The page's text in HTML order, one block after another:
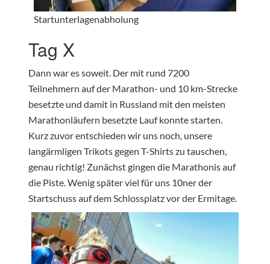
Startunterlagenabholung
Tag X
Dann war es soweit. Der mit rund 7200
Teilnehmern auf der Marathon- und 10 km-Strecke
besetzte und damit in Russland mit den meisten
Marathonläufern besetzte Lauf konnte starten.
Kurz zuvor entschieden wir uns noch, unsere
langärmligen Trikots gegen T-Shirts zu tauschen,
genau richtig! Zunächst gingen die Marathonis auf
die Piste. Wenig später viel für uns 10ner der
Startschuss auf dem Schlossplatz vor der Ermitage.